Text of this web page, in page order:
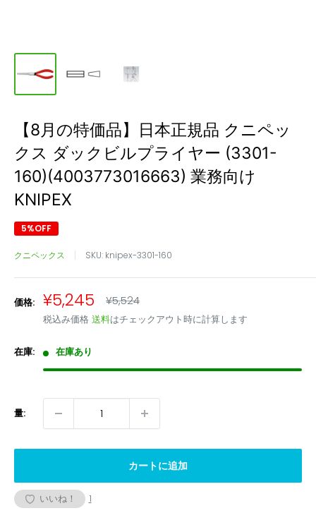
【8月の特価品】日本正規品 クニペッ
クス ダックビルプライヤー (3301-
160)(4003773016663) 業務向け
KNIPEX
5%OFF
クニペックス SKU: knipex-3301-160
価格: 販
売
価
格
¥5,245 通
価
¥5,524
税込み価格 送料はチェックアウト時に計算します
在庫: 在庫あり
量:
カートに追加
いいね！ 1